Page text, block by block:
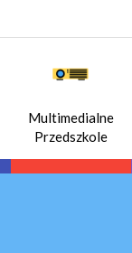
Multimedialne
Przedszkole